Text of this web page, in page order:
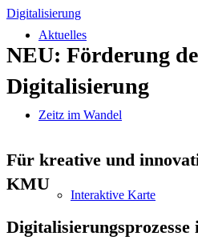
Aktuelles
Zeitz im Wandel
Interaktive Karte
Digitalisierung
NEU: Förderung
Digitalisierung
Für kreative und
KMU
Digitalisierungsprozesse